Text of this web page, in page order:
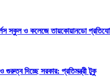
স্কুল ও কলেজে তায়কোয়ানডো
গুরুত্ব দিচ্ছে সরকার: প্রতিমন্ত্রী টুকু